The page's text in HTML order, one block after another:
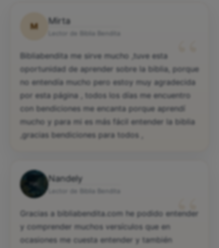
M
Mirta
“
Bibliabendita me sirve mucho ,tuve esta
oportunidad de aprender sobre la biblia, porque
no entendía mucho pero estoy muy agradecida
por esta página , todos los días me encuentro
con bendiciones me encanta porque aprendí
mucho y para mi es más fácil entender la biblia
,gracias bendiciones para todos ,
Nandely
“
Gracias a bibliabendita.com he podido entender
y comprender muchos versículos que en
ocasiones me cuesta entender y también